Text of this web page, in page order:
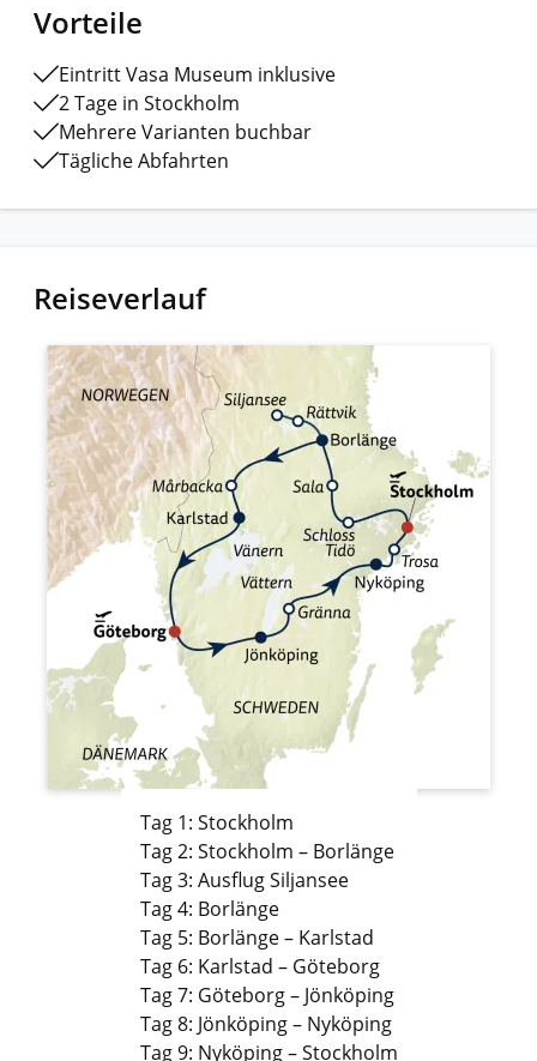
Vorteile
Eintritt Vasa Museum inklusive
2 Tage in Stockholm
Mehrere Varianten buchbar
Tägliche Abfahrten
Reiseverlauf
Tag 1: Stockholm
Tag 2: Stockholm – Borlänge
Tag 3: Ausflug Siljansee
Tag 4: Borlänge
Tag 5: Borlänge – Karlstad
Tag 6: Karlstad – Göteborg
Tag 7: Göteborg – Jönköping
Tag 8: Jönköping – Nyköping
Tag 9: Nyköping – Stockholm